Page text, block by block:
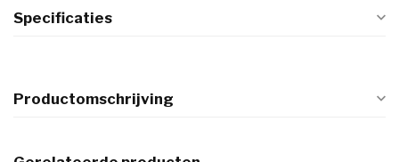
Specificaties
Productomschrijving